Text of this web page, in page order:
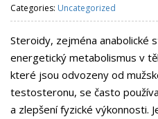
Categories: Uncategorized
Steroidy, zejména anabolické
energetický metabolismus v
které jsou odvozeny od
testosteronu, se často
a zlepšení fyzické výkonnosti.